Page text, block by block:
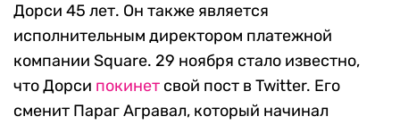
Дорси 45 лет. Он также является
исполнительным директором платежной
компании Square. 29 ноября стало известно,
что Дорси покинет свой пост в Twitter. Его
сменит Параг Агравал, который начинал